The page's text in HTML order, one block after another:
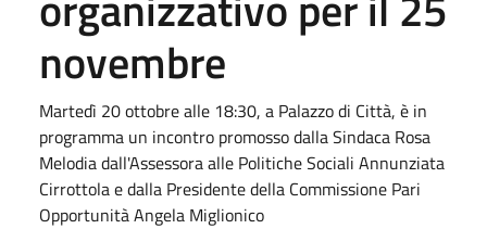
novembre
Martedì 20 ottobre alle 18:30, a Palazzo di Città, è in
programma un incontro promosso dalla Sindaca Rosa
Melodia dall'Assessora alle Politiche Sociali Annunziata
Cirrottola e dalla Presidente della Commissione Pari
Opportunità Angela Miglionico